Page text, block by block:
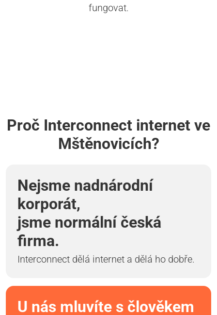
fungovat.
Proč Interconnect internet ve
Mštěnovicích?
Nejsme nadnárodní
korporát,
jsme normální česká
firma.
Interconnect dělá internet a dělá ho dobře.
U nás mluvíte s člověkem